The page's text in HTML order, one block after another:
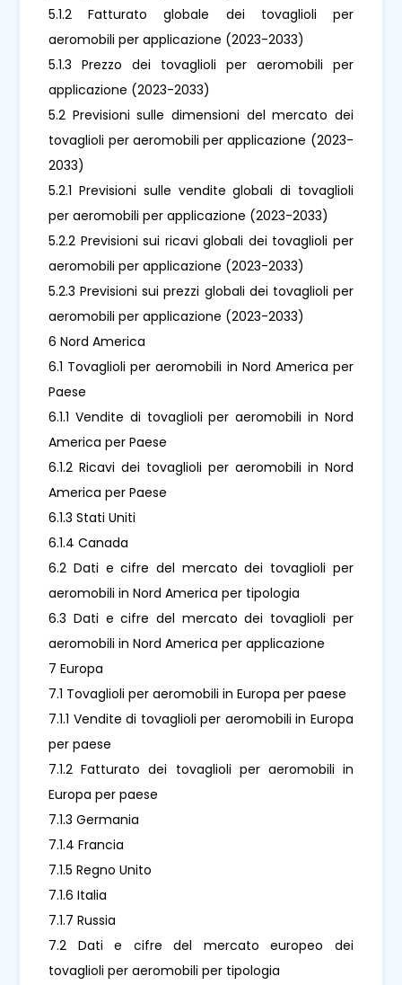
5.1.2 Fatturato globale dei tovaglioli per
aeromobili per applicazione (2023-2033)
5.1.3 Prezzo dei tovaglioli per aeromobili per
applicazione (2023-2033)
5.2 Previsioni sulle dimensioni del mercato dei
tovaglioli per aeromobili per applicazione (2023-
2033)
5.2.1 Previsioni sulle vendite globali di tovaglioli
per aeromobili per applicazione (2023-2033)
5.2.2 Previsioni sui ricavi globali dei tovaglioli per
aeromobili per applicazione (2023-2033)
5.2.3 Previsioni sui prezzi globali dei tovaglioli per
aeromobili per applicazione (2023-2033)
6 Nord America
6.1 Tovaglioli per aeromobili in Nord America per
Paese
6.1.1 Vendite di tovaglioli per aeromobili in Nord
America per Paese
6.1.2 Ricavi dei tovaglioli per aeromobili in Nord
America per Paese
6.1.3 Stati Uniti
6.1.4 Canada
6.2 Dati e cifre del mercato dei tovaglioli per
aeromobili in Nord America per tipologia
6.3 Dati e cifre del mercato dei tovaglioli per
aeromobili in Nord America per applicazione
7 Europa
7.1 Tovaglioli per aeromobili in Europa per paese
7.1.1 Vendite di tovaglioli per aeromobili in Europa
per paese
7.1.2 Fatturato dei tovaglioli per aeromobili in
Europa per paese
7.1.3 Germania
7.1.4 Francia
7.1.5 Regno Unito
7.1.6 Italia
7.1.7 Russia
7.2 Dati e cifre del mercato europeo dei
tovaglioli per aeromobili per tipologia